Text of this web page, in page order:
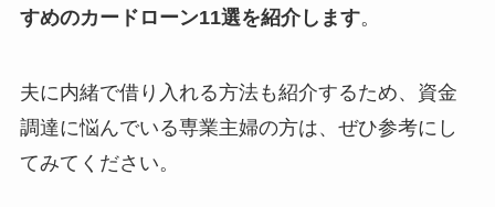
すめのカードローン11選を紹介します。
夫に内緒で借り入れる方法も紹介するため、資金
調達に悩んでいる専業主婦の方は、ぜひ参考にし
てみてください。